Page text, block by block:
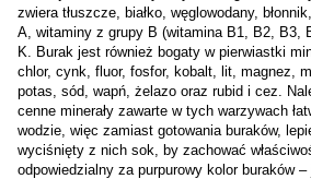
zwiera tłuszcze, białko, węglowodany,
A, witaminy z grupy B (witamina B1, B2, B3,
K. Burak jest również bogaty w pierwiastki
chlor, cynk, fluor, fosfor, kobalt, lit, magnez,
potas, sód, wapń, żelazo oraz rubid i cez.
cenne minerały zawarte w tych warzywach
wodzie, więc zamiast gotowania buraków,
wyciśnięty z nich sok, by zachować
odpowiedzialny za purpurowy kolor buraków